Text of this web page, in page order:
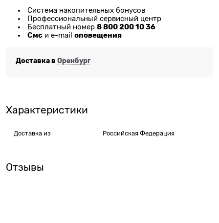
Система накопительных бонусов
Профессиональный сервисный центр
Бесплатный номер 8 800 200 10 36
Смс и e-mail оповещения
Доставка в Оренбург
Характеристики
Доставка из Российская Федерация
Отзывы